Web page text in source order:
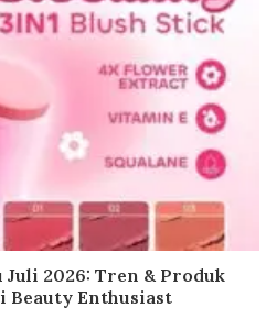
Juli 2026: Tren & Produk
Beauty Enthusiast